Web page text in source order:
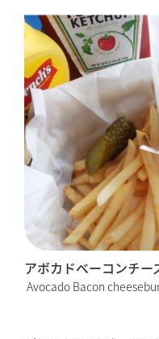
アボカドベーコンチー
Avocado Bacon